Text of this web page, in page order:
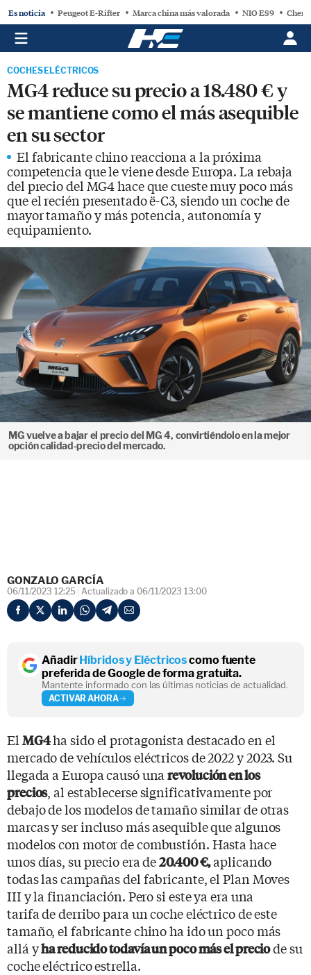
Es noticia Peugeot E-Rifter Marca china más valorada NIO ES9 Chery
COCHES ELÉCTRICOS
MG4 reduce su precio a 18.480 € y
se mantiene como el más asequible
en su sector
El fabricante chino reacciona a la próxima
competencia que le viene desde Europa. La rebaja
del precio del MG4 hace que cueste muy poco más
que el recién presentado ë-C3, siendo un coche de
mayor tamaño y más potencia, autonomía y
equipamiento.
MG vuelve a bajar el precio del MG 4, convirtiéndolo en la mejor
opción calidad-precio del mercado.
GONZALO GARCÍA
06/11/2023 12:25 Actualizado a 06/11/2023 13:00
AñadirHíbridos y Eléctricoscomo fuente
preferida de Google de forma gratuita.
Mantente informado con las últimas noticias de actualidad.
ACTIVAR AHORA
El MG4ha sido el protagonista destacado en el
mercado de vehículos eléctricos de 2022 y 2023. Su
llegada a Europa causó unarevolución en los
precios, al establecerse significativamente por
debajo de los modelos de tamaño similar de otras
marcas y ser incluso más asequible que algunos
modelos con motor de combustión. Hasta hace
unos días, su precio era de20.400 €,aplicando
todas las campañas del fabricante, el Plan Moves
III y la financiación. Pero si este ya era una
tarifa de derribo para un coche eléctrico de este
tamaño, el fabricante chino ha ido un poco más
allá yha reducido todavía un poco más el preciode su
coche eléctrico estrella.